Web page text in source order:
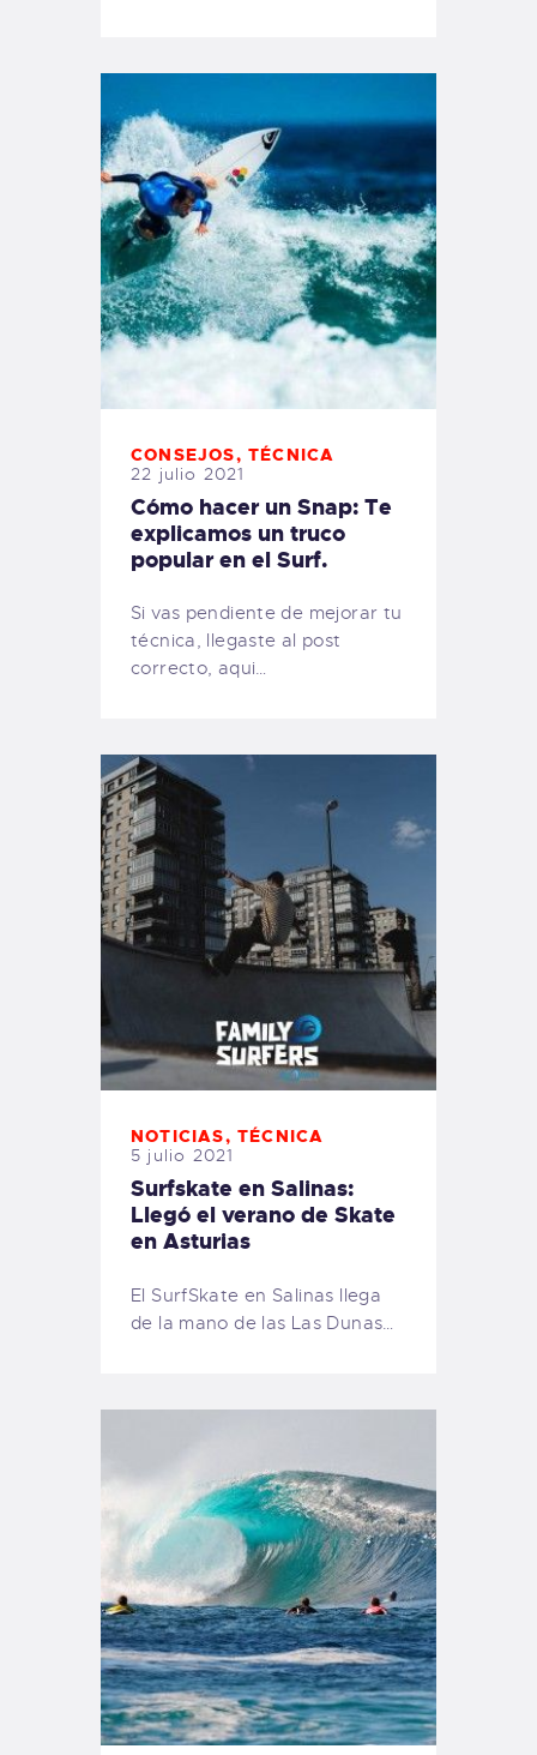
CONSEJOS,TÉCNICA
22 julio 2021
Cómo hacer un Snap: Te
explicamos un truco
popular en el Surf.
Si vas pendiente de mejorar tu
técnica, llegaste al post
correcto, aqui…
NOTICIAS,TÉCNICA
5 julio 2021
Surfskate en Salinas:
Llegó el verano de Skate
en Asturias
El SurfSkate en Salinas llega
de la mano de las Las Dunas…